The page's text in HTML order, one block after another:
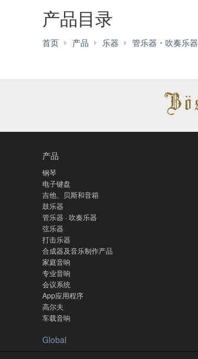
产品目录
首页 产品 乐器 管乐器・吹奏乐器
产品
钢琴
电子键盘
吉他、贝斯和音箱
鼓乐器
管乐器 · 吹奏乐器
弦乐器
打击乐器
合成器及音乐制作产品
家庭音响
专业音响
会议系统
App应用程序
高尔夫
车载音响
Global